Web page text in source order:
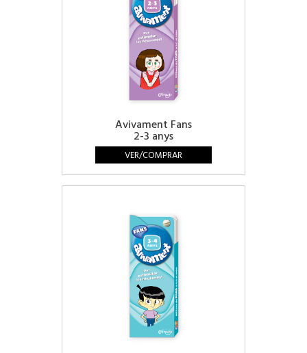
Avivament Fans
2-3 anys
VER/COMPRAR